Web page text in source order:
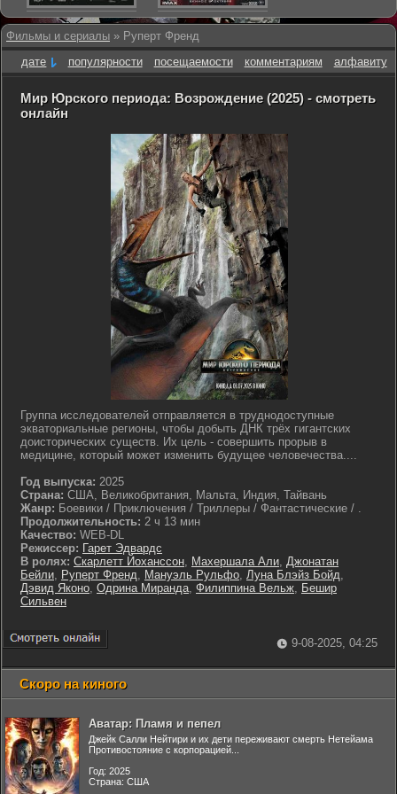
Фильмы и сериалы » Руперт Френд
дате
популярности посещаемости комментариям алфавиту
Мир Юрского периода: Возрождение (2025) - смотреть
онлайн
Группа исследователей отправляется в труднодоступные
экваториальные регионы, чтобы добыть ДНК трёх гигантских
доисторических существ. Их цель - совершить прорыв в
медицине, который может изменить будущее человечества....
Год выпуска: 2025
Страна: США, Великобритания, Мальта, Индия, Тайвань
Жанр: Боевики / Приключения / Триллеры / Фантастические / .
Продолжительность: 2 ч 13 мин
Качество: WEB-DL
Режиссер: Гарет Эдвардс
В ролях: Скарлетт Йоханссон, Махершала Али, Джонатан
Бейли, Руперт Френд, Мануэль Рульфо, Луна Блэйз Бойд,
Дэвид Яконо, Одрина Миранда, Филиппина Вельж, Бешир
Сильвен
9-08-2025, 04:25
Скоро на киного
Аватар: Пламя и пепел
Джейк Салли Нейтири и их дети переживают смерть Нетейама
Противостояние с корпорацией...
Год: 2025
Страна: США